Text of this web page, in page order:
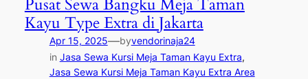
Pusat Sewa Bangku Meja Taman
Kayu Type Extra di Jakarta
Apr 15, 2025—byvendorinaja24
in Jasa Sewa Kursi Meja Taman Kayu Extra
Jasa Sewa Kursi Meja Taman Kayu Extra Area